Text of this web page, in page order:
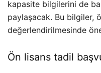
kapasite bilgilerini de
paylaşacak. Bu bilgiler,
değerlendirilmesinde
Ön lisans tadil